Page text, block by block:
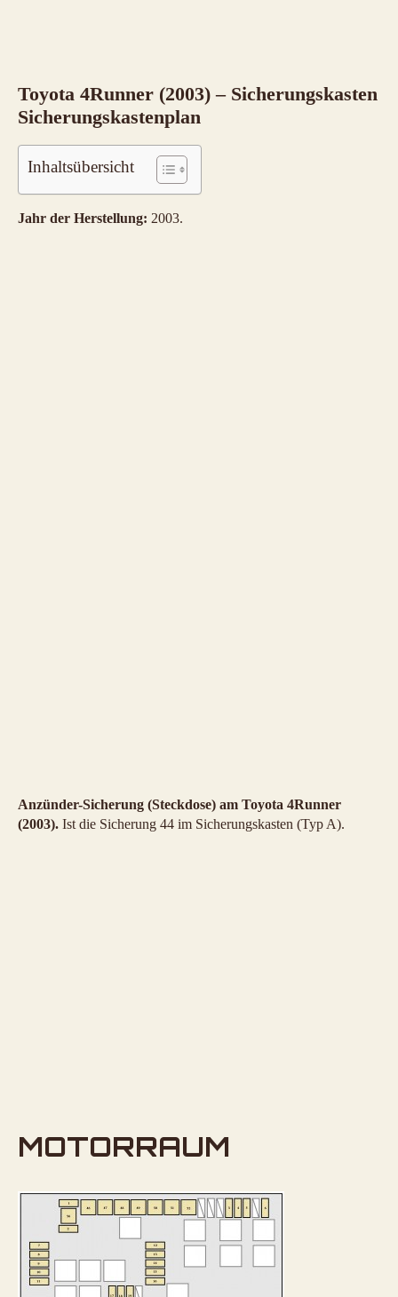
Toyota 4Runner (2003) – Sicherungskasten
Sicherungskastenplan
Inhaltsübersicht
Jahr der Herstellung: 2003.
Anzünder-Sicherung (Steckdose) am Toyota 4Runner
(2003). Ist die Sicherung 44 im Sicherungskasten (Typ A).
MOTORRAUM